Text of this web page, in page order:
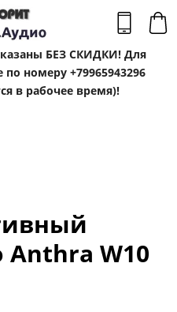
БЕЗ СКИДКИ! Для
номеру +79965943296
в рабочее время)!
W10